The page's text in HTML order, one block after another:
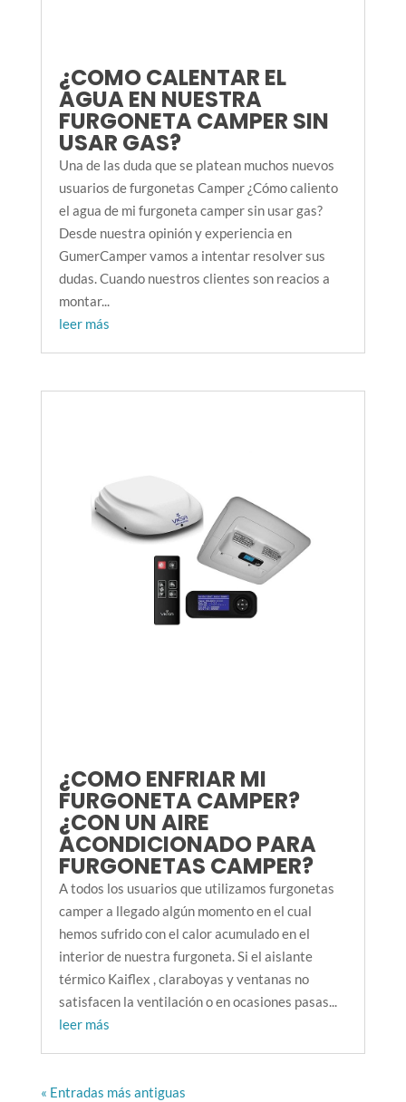
¿COMO CALENTAR EL
AGUA EN NUESTRA
FURGONETA CAMPER SIN
USAR GAS?
Una de las duda que se platean muchos nuevos
usuarios de furgonetas Camper ¿Cómo caliento
el agua de mi furgoneta camper sin usar gas?
Desde nuestra opinión y experiencia en
GumerCamper vamos a intentar resolver sus
dudas. Cuando nuestros clientes son reacios a
montar...
leer más
¿COMO ENFRIAR MI
FURGONETA CAMPER?
¿CON UN AIRE
ACONDICIONADO PARA
FURGONETAS CAMPER?
A todos los usuarios que utilizamos furgonetas
camper a llegado algún momento en el cual
hemos sufrido con el calor acumulado en el
interior de nuestra furgoneta. Si el aislante
térmico Kaiflex , claraboyas y ventanas no
satisfacen la ventilación o en ocasiones pasas...
leer más
« Entradas más antiguas